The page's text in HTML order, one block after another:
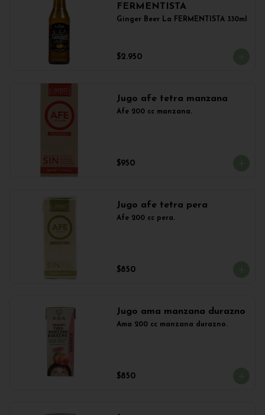
FERMENTISTA
Ginger Beer La FERMENTISTA 330ml
$2.950
Jugo afe tetra manzana
Afe 200 cc manzana.
$950
Jugo afe tetra pera
Afe 200 cc pera.
$850
Jugo ama manzana durazno
Ama 200 cc manzana durazno.
$850